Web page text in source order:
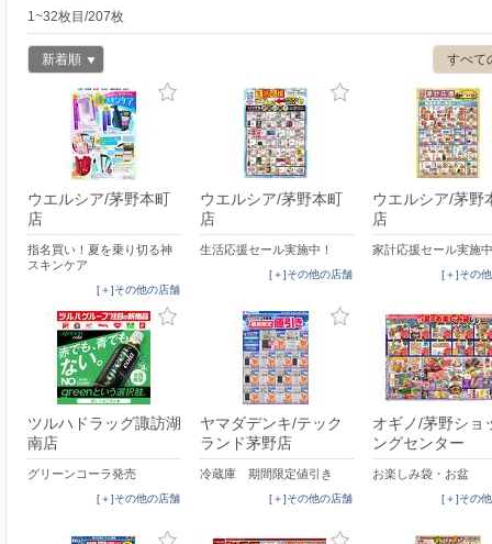
1~32枚目/207枚
すべて
新着順
ウエルシア/茅野本町
店
指名買い！夏を乗り切る神
スキンケア
[＋]その他の店舗
ウエルシア/茅野本町
店
生活応援セール実施中！
[＋]その他の店舗
ウエルシア/茅野
店
家計応援セール実施
[＋]その
ツルハドラッグ諏訪湖
南店
グリーンコーラ発売
[＋]その他の店舗
ヤマダデンキ/テック
ランド茅野店
冷蔵庫 期間限定値引き
[＋]その他の店舗
オギノ/茅野ショ
ングセンター
お楽しみ袋・お盆
[＋]その